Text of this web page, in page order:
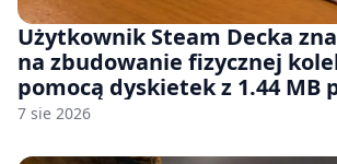
Użytkownik Steam Decka
na zbudowanie fizycznej
pomocą dyskietek z 1.44 MB
7 sie 2026